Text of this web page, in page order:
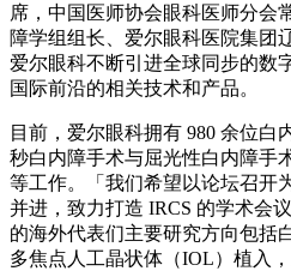
席，中国医师协会眼科医师分会
障学组组长、爱尔眼科医院集团
爱尔眼科不断引进全球同步的数
国际前沿的相关技术和产品。
目前，爱尔眼科拥有 980 余位白
秒白内障手术与屈光性白内障手
等工作。「我们希望以论坛召开
并进，致力打造 IRCS 的学术会
的海外代表们主要研究方向包括
多焦点人工晶状体（IOL）植入